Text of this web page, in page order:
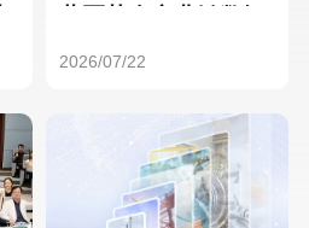
2026/07/22